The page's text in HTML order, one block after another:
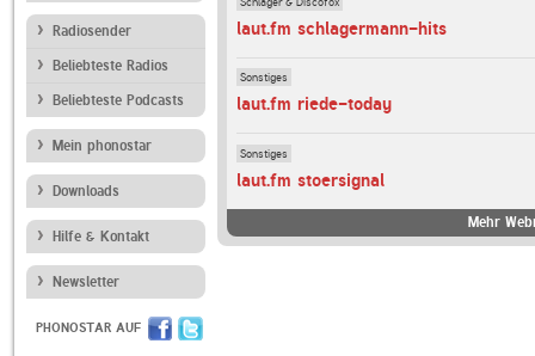
Radiosender
Beliebteste Radios
Beliebteste Podcasts
Mein phonostar
Downloads
Hilfe & Kontakt
Newsletter
PHONOSTAR AUF
laut.fm schlagermann-hits
Sonstiges
laut.fm riede-today
Sonstiges
laut.fm stoersignal
Mehr